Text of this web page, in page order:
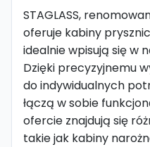
STAGLASS,
oferuje kabiny
idealnie wpisują się w
Dzięki precyzyjnemu
do indywidualnych
łączą w sobie
ofercie znajdują się
takie jak kabiny